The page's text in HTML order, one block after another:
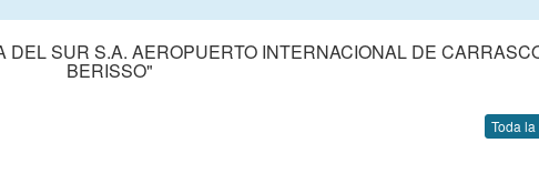
SUR S.A. AEROPUERTO INTERNACIONAL DE
BERISSO"
Toda